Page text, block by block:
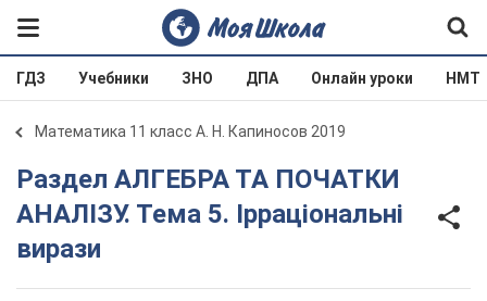
ГДЗ Учебники ЗНО ДПА Онлайн уроки НМТ
Математика 11 класс А. Н. Капиносов 2019
Раздел АЛГЕБРА ТА ПОЧАТКИ
АНАЛІЗУ. Тема 5. Ірраціональні
вирази